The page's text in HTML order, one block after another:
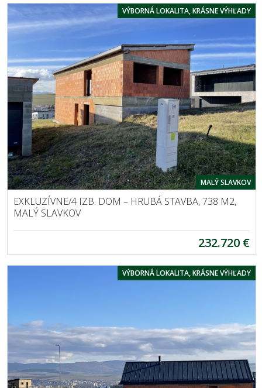
VÝBORNÁ LOKALITA, KRÁSNE VÝHĽADY
MALÝ SLAVKOV
EXKLUZÍVNE/4 IZB. DOM – HRUBÁ STAVBA, 738 M2,
MALÝ SLAVKOV
232.720 €
VÝBORNÁ LOKALITA, KRÁSNE VÝHĽADY